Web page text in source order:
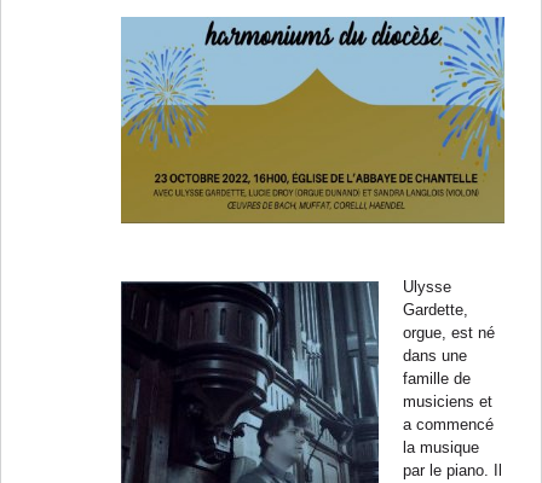
Ulysse
Gardette,
orgue, est né
dans une
famille de
musiciens et
a commencé
la musique
par le piano. Il